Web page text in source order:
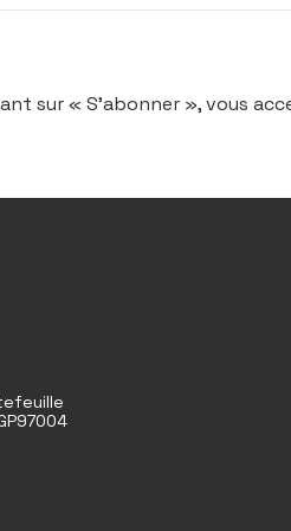
sur « S’abonner », vous